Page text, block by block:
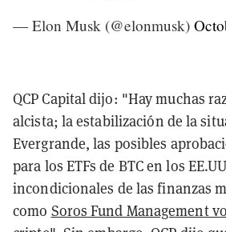
— Elon Musk (@elonmusk)
QCP Capital dijo: "Hay muchas
alcista; la estabilización de la
Evergrande, las posibles
para los ETFs de BTC en los
incondicionales de las finanzas
como Soros Fund Management